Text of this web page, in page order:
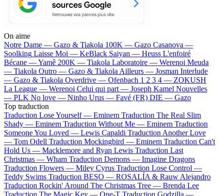
On aime
Notre Dame — Gazo & Tiakola 100K — Gazo Casanova —
Soolking Laisse Moi — KeBlack Saiyan — Heuss L'enfoiré
Bécane —Yamê 200K — Tiakola Laboratoire — Werenoi Meuda
— Tiakola Outro — Gazo & Tiakola Ailleurs — Josman Interlude
— Gazo & Tiakola Overdrive — Ofenbach 1 2 3 4 — ZOKUSH
La League — Werenoi Celui qui part — Joseph Kamel Nouvelles
— PLK No love — Ninho Urus — Favé (FR) DIE — Gazo
Top traduction
Traduction Lose Yourself — Eminem Traduction The Real Slim
Shady — Eminem Traduction Without Me — Eminem Traduction
Someone You Loved — Lewis Capaldi Traduction Another Love
— Tom Odell Traduction Mockingbird — Eminem Traduction Can't
Hold Us — Macklemore and Ryan Lewis Traduction Last
Christmas — Wham Traduction Demons — Imagine Dragons
Traduction Flowers — Miley Cyrus Traduction Lose Control —
Teddy Swims Traduction BESO — ROSALÍA & Rauw Alejandro
Traduction Rockin' Around The Christmas Tree — Brenda Lee
Traduction The Magic Key — One-T Traduction Godzilla —